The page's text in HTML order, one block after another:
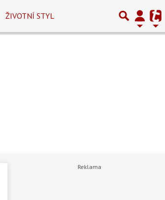
ŽIVOTNÍ STYL